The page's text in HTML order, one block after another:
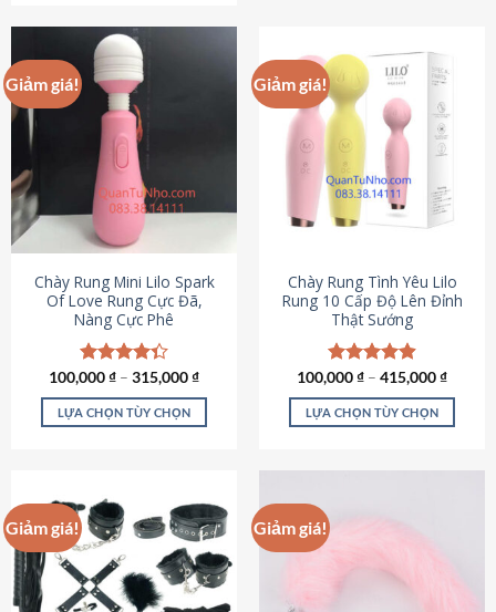
nhiều
biến
thể.
Các
chọn
thể
chọn
trên
trang
sản
phẩm
Giảm giá!
Chày Rung Mini Lilo Spark
Of Love Rung Cực Đã,
Nàng Cực Phê
Được xếp
hạng4.33
5 sao
100,000₫ – 315,000₫
LỰA CHỌN TÙY CHỌN
có
nhiều
biến
thể.
Các
Giảm giá!
Chày Rung Tình Yêu Lilo
Rung 10 Cấp Độ Lên Đỉnh
Thật Sướng
Được xếp
hạng4.94
5 sao
100,000₫ – 415,000₫
LỰA CHỌN TÙY CHỌN
biến
thể.
Giảm giá! Giảm giá!